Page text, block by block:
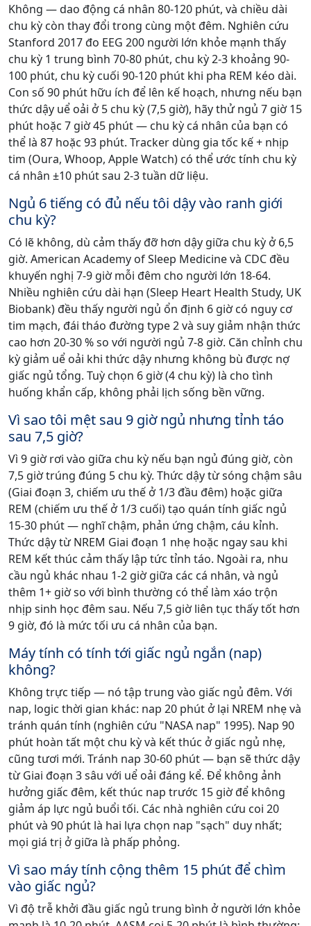
Không — dao động cá nhân 80-120 phút, và chiều dài
chu kỳ còn thay đổi trong cùng một đêm. Nghiên cứu
Stanford 2017 đo EEG 200 người lớn khỏe mạnh thấy
chu kỳ 1 trung bình 70-80 phút, chu kỳ 2-3 khoảng 90-
100 phút, chu kỳ cuối 90-120 phút khi pha REM kéo dài.
Con số 90 phút hữu ích để lên kế hoạch, nhưng nếu bạn
thức dậy uể oải ở 5 chu kỳ (7,5 giờ), hãy thử ngủ 7 giờ 15
phút hoặc 7 giờ 45 phút — chu kỳ cá nhân của bạn có
thể là 87 hoặc 93 phút. Tracker dùng gia tốc kế + nhịp
tim (Oura, Whoop, Apple Watch) có thể ước tính chu kỳ
cá nhân ±10 phút sau 2-3 tuần dữ liệu.
Ngủ 6 tiếng có đủ nếu tôi dậy vào ranh giới
chu kỳ?
Có lẽ không, dù cảm thấy đỡ hơn dậy giữa chu kỳ ở 6,5
giờ. American Academy of Sleep Medicine và CDC đều
khuyến nghị 7-9 giờ mỗi đêm cho người lớn 18-64.
Nhiều nghiên cứu dài hạn (Sleep Heart Health Study, UK
Biobank) đều thấy người ngủ ổn định 6 giờ có nguy cơ
tim mạch, đái tháo đường type 2 và suy giảm nhận thức
cao hơn 20-30 % so với người ngủ 7-8 giờ. Căn chỉnh chu
kỳ giảm uể oải khi thức dậy nhưng không bù được nợ
giấc ngủ tổng. Tuỳ chọn 6 giờ (4 chu kỳ) là cho tình
huống khẩn cấp, không phải lịch sống bền vững.
Vì sao tôi mệt sau 9 giờ ngủ nhưng tỉnh táo
sau 7,5 giờ?
Vì 9 giờ rơi vào giữa chu kỳ nếu bạn ngủ đúng giờ, còn
7,5 giờ trúng đúng 5 chu kỳ. Thức dậy từ sóng chậm sâu
(Giai đoạn 3, chiếm ưu thế ở 1/3 đầu đêm) hoặc giữa
REM (chiếm ưu thế ở 1/3 cuối) tạo quán tính giấc ngủ
15-30 phút — nghĩ chậm, phản ứng chậm, cáu kỉnh.
Thức dậy từ NREM Giai đoạn 1 nhẹ hoặc ngay sau khi
REM kết thúc cảm thấy lập tức tỉnh táo. Ngoài ra, nhu
cầu ngủ khác nhau 1-2 giờ giữa các cá nhân, và ngủ
thêm 1+ giờ so với bình thường có thể làm xáo trộn
nhịp sinh học đêm sau. Nếu 7,5 giờ liên tục thấy tốt hơn
9 giờ, đó là mức tối ưu cá nhân của bạn.
Máy tính có tính tới giấc ngủ ngắn (nap)
không?
Không trực tiếp — nó tập trung vào giấc ngủ đêm. Với
nap, logic thời gian khác: nap 20 phút ở lại NREM nhẹ và
tránh quán tính (nghiên cứu "NASA nap" 1995). Nap 90
phút hoàn tất một chu kỳ và kết thúc ở giấc ngủ nhẹ,
cũng tươi mới. Tránh nap 30-60 phút — bạn sẽ thức dậy
từ Giai đoạn 3 sâu với uể oải đáng kể. Để không ảnh
hưởng giấc đêm, kết thúc nap trước 15 giờ để không
giảm áp lực ngủ buổi tối. Các nhà nghiên cứu coi 20
phút và 90 phút là hai lựa chọn nap "sạch" duy nhất;
mọi giá trị ở giữa là phấp phỏng.
Vì sao máy tính cộng thêm 15 phút để chìm
vào giấc ngủ?
Vì độ trễ khởi đầu giấc ngủ trung bình ở người lớn khỏe